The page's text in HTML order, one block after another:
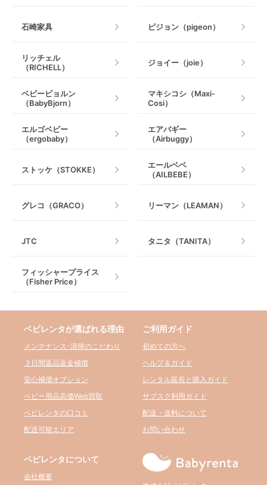
石崎家具 ピジョン（pigeon）
リッチェル
（RICHELL）
ジョイー（joie）
ベビービョルン
（BabyBjorn）
マキシコシ（Maxi-
Cosi）
エルゴベビー
（ergobaby）
エアバギー
（Airbuggy）
ストッケ（STOKKE）
エールベベ
（AILBEBE）
グレコ（GRACO） リーマン（LEAMAN）
JTC タニタ（TANITA）
フィッシャープライス
（Fisher Price）
ベビレンタが選ばれる理由
メンテナンス･清掃のこだわり
３日間返品返金補償
安心補償オプション
ベビー用品高価Web買取
ベビレンタの口コミ
配送可能エリア
ご利用ガイド
初めての方へ
ヘルプ＆ガイド
レンタル延長と購入ガイド
サブスク利用ガイド
配送・送料について
お問い合わせ
ベビレンタについて
会社概要